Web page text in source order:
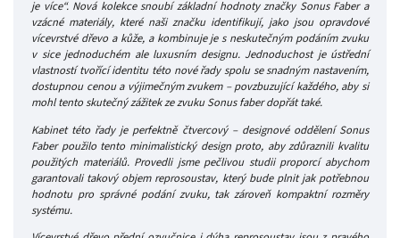
je více“. Nová kolekce snoubí základní hodnoty značky Sonus Faber a
vzácné materiály, které naši značku identifikují, jako jsou opravdové
vícevrstvé dřevo a kůže, a kombinuje je s neskutečným podáním zvuku
v sice jednoduchém ale luxusním designu. Jednoduchost je ústřední
vlastností tvořící identitu této nové řady spolu se snadným nastavením,
dostupnou cenou a výjimečným zvukem – povzbuzující každého, aby si
mohl tento skutečný zážitek ze zvuku Sonus faber dopřát také.
Kabinet této řady je perfektně čtvercový – designové oddělení Sonus
Faber použilo tento minimalistický design proto, aby zdůraznili kvalitu
použitých materiálů. Provedli jsme pečlivou studii proporcí abychom
garantovali takový objem reprosoustav, který bude plnit jak potřebnou
hodnotu pro správné podání zvuku, tak zároveň kompaktní rozměry
systému.